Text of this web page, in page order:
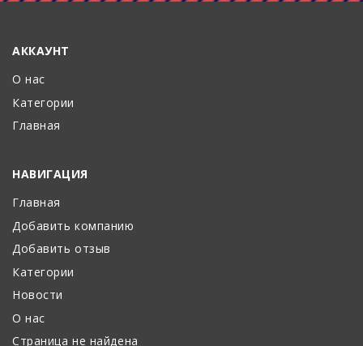
АККАУНТ
О нас
Категории
Главная
НАВИГАЦИЯ
Главная
Добавить компанию
Добавить отзыв
Категории
Новости
О нас
Страница не найдена